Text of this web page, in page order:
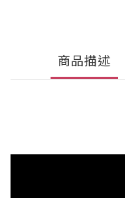
商品描述